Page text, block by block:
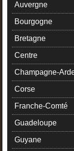
Auvergne
Bourgogne
Bretagne
Centre
Champagne-
Corse
Franche-Comté
Guadeloupe
Guyane